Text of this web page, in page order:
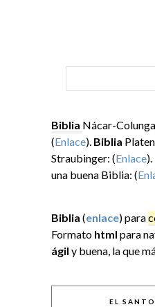
Biblia Nácar-
(Enlace). Biblia
Straubinger: (Enlace).
una buena Biblia: (
Biblia (enlace) para
Formato html para
ágil y buena, la que
EL